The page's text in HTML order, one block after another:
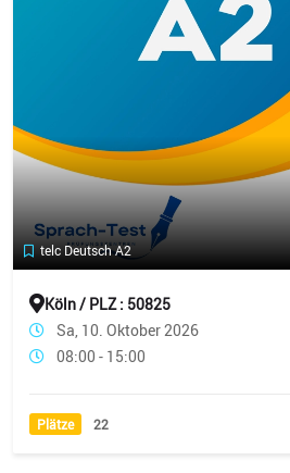
telc Deutsch A2
Köln / PLZ : 50825
Sa, 10. Oktober 2026
08:00 - 15:00
Plätze 22